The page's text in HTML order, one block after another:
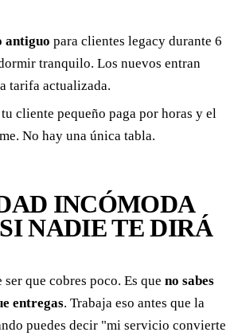
antiguo para clientes legacy durante 6
tranquilo. Los nuevos entran
tarifa actualizada.
cliente pequeño paga por horas y el
No hay una única tabla.
INCÓMODA
NADIE TE DIRÁ
que cobres poco. Es que no sabes
entregas. Trabaja eso antes que la
puedes decir "mi servicio convierte